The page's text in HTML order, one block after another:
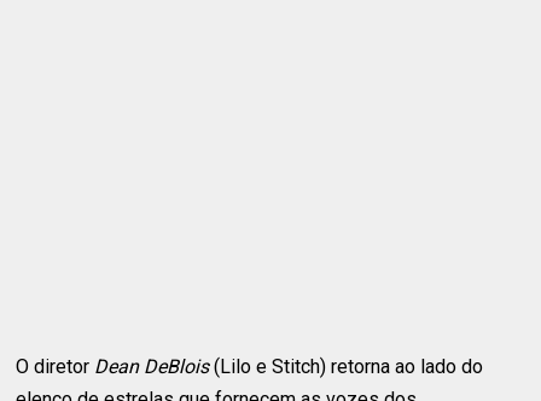
O diretor Dean DeBlois(Lilo e Stitch) retorna ao lado do